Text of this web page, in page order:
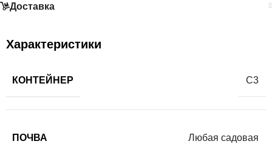
Доставка
Характеристики
КОНТЕЙНЕР С3
ПОЧВА Любая садовая